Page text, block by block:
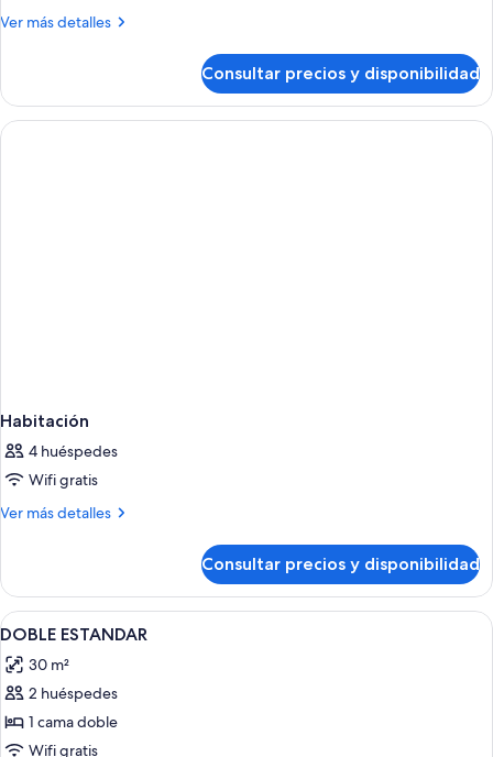
Ver más detalles
Más
junior
Consultar precios y disponibilidad
Habitación
4 huéspedes
Wifi gratis
Ver más detalles
Más
Consultar precios y disponibilidad
Abrir
todas
las
fotos
de
DOBLE
1 dormitorio, minibar, caja fuerte y
19
DOBLE ESTANDAR
30 m²
2 huéspedes
1 cama doble
Wifi gratis